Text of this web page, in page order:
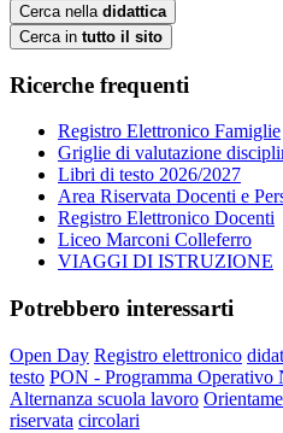
Cerca nella didattica
Cerca in tutto il sito
Ricerche frequenti
Registro Elettronico Famiglie
Griglie di valutazione
Libri di testo 2026/2027
Area Riservata Docenti e
Registro Elettronico Docenti
Liceo Marconi Colleferro
VIAGGI DI ISTRUZIONE
Potrebbero interessarti
Open Day Registro elettronico
testo PON - Programma Operativo
Alternanza scuola lavoro
riservata circolari